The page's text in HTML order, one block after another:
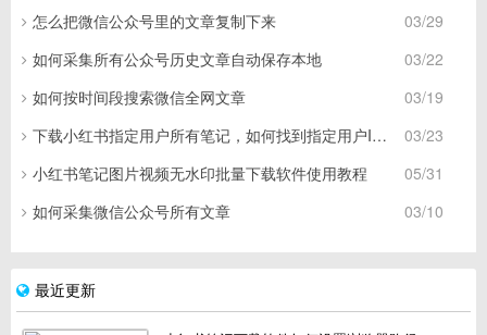
03/29
怎么把微信公众号里的文章复制下来
03/22
如何采集所有公众号历史文章自动保存本地
03/19
如何按时间段搜索微信全网文章
03/23
下载小红书指定用户所有笔记，如何找到指定用户ID号
05/31
小红书笔记图片视频无水印批量下载软件使用教程
03/10
如何采集微信公众号所有文章
最近更新